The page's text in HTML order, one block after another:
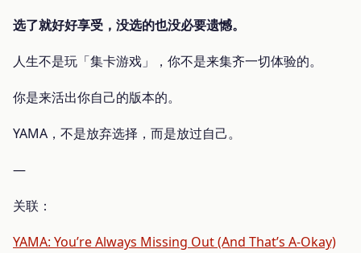
选了就好好享受，没选的也没必要遗憾。
人生不是玩「集卡游戏」，你不是来集齐一切体验的。
你是来活出你自己的版本的。
YAMA，不是放弃选择，而是放过自己。
—
关联：
YAMA: You’re Always Missing Out (And That’s A-Okay)